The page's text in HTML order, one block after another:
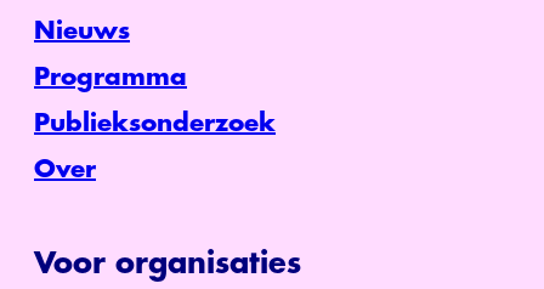
Nieuws
Programma
Publieksonderzoek
Over
Voor organisaties